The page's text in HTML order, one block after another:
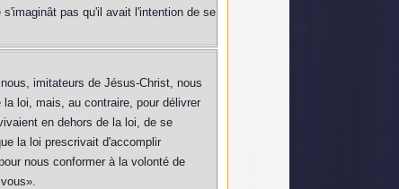
pas qu'il avait l'intention de se
imitateurs de Jésus-Christ, nous
loi, mais, au contraire, pour délivrer
en dehors de la loi, de se
la loi prescrivait d'accomplir
nous conformer à la volonté de